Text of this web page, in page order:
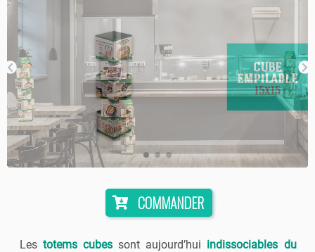
COMMANDER
Les totems cubessont aujourd’hui indissociables du